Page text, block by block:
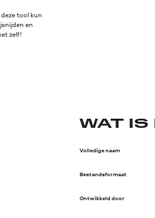
tool kun
en
zelf!
WAT IS
Volledige naam
Bestandsformaat
Ontwikkeld door